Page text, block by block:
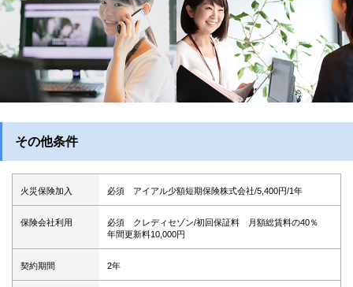
その他条件
火災保険加入 必須 アイアル少額短期保険株式会社/5,400円/1年
保険会社利用
必須 クレディセゾン/初回保証料 月額総賃料の40％
年間更新料10,000円
契約期間 2年